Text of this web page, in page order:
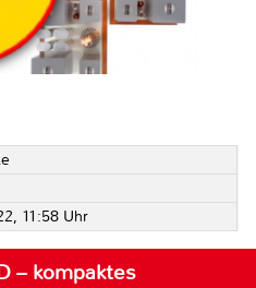
11:58 Uhr
– kompaktes